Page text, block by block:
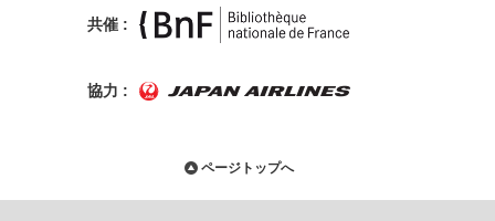
共催 :
協力 :
ページトップへ